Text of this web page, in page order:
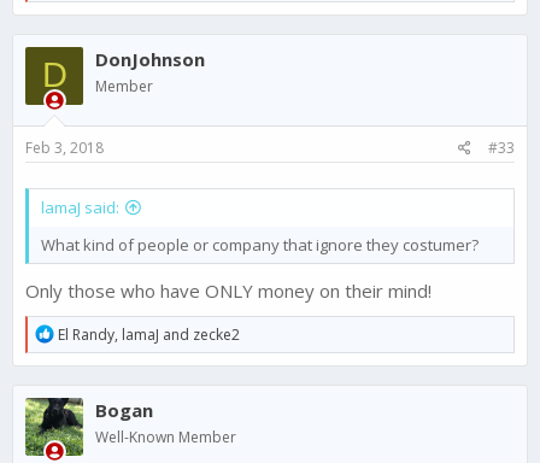
a
c
t
i
o
n
:
D DonJohnson
Member
Feb 3, 2018 #33
lamaJ said:
What kind of people or company that ignore they costumer?
Only those who have ONLY money on their mind!
R
e
a
c
t
i
o
El Randy, lamaJ and zecke2
Bogan
Well-Known Member